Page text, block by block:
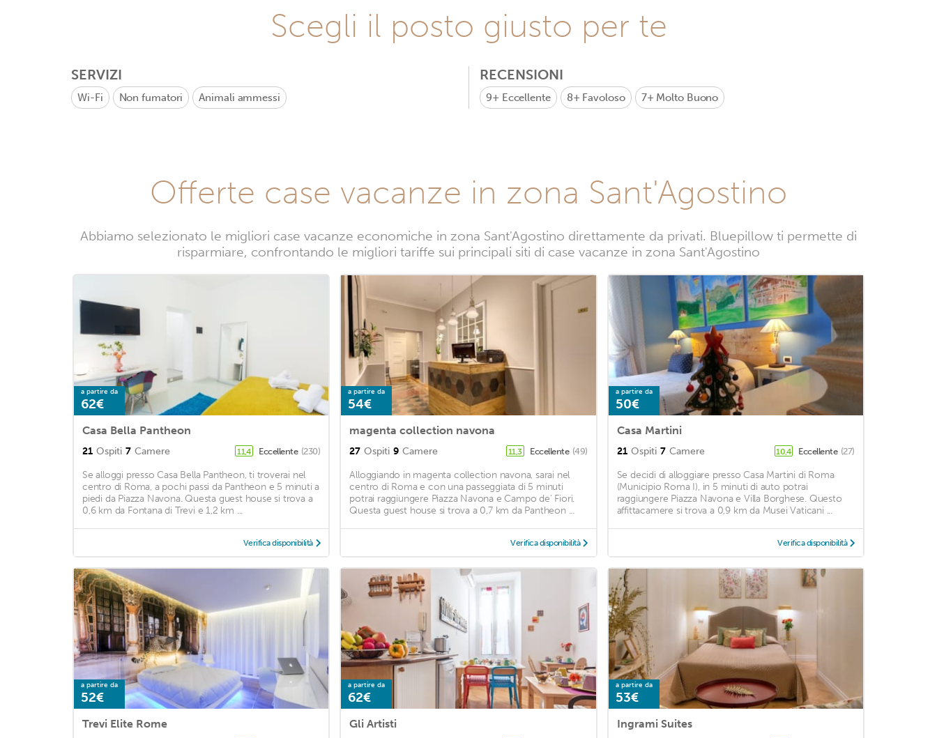
Scegli il posto giusto per te
SERVIZI
Wi-Fi Non fumatori Animali ammessi
RECENSIONI
9+ Eccellente 8+ Favoloso 7+ Molto Buono
Offerte case vacanze in zona Sant'Agostino
Abbiamo selezionato le migliori case vacanze economiche in zona Sant'Agostino direttamente da privati. Bluepillow ti permette di
risparmiare, confrontando le migliori tariffe sui principali siti di case vacanze in zona Sant'Agostino
a partire da
62€
Casa Bella Pantheon
21 Ospiti 7 Camere 11,4 Eccellente (230)
Se alloggi presso Casa Bella Pantheon, ti troverai nel
centro di Roma, a pochi passi da Pantheon e 5 minuti a
piedi da Piazza Navona. Questa guest house si trova a
0,6 km da Fontana di Trevi e 1,2 km ...
Verifica disponibilità
a partire da
54€
magenta collection navona
27 Ospiti 9 Camere 11,3 Eccellente (49)
Alloggiando in magenta collection navona, sarai nel
centro di Roma e con una passeggiata di 5 minuti
potrai raggiungere Piazza Navona e Campo de' Fiori.
Questa guest house si trova a 0,7 km da Pantheon ...
Verifica disponibilità
a partire da
50€
Casa Martini
21 Ospiti 7 Camere 10,4 Eccellente (27)
Se decidi di alloggiare presso Casa Martini di Roma
(Municipio Roma I), in 5 minuti di auto potrai
raggiungere Piazza Navona e Villa Borghese. Questo
affittacamere si trova a 0,9 km da Musei Vaticani ...
Verifica disponibilità
a partire da
52€
Trevi Elite Rome
a partire da
62€
Gli Artisti
a partire da
53€
Ingrami Suites